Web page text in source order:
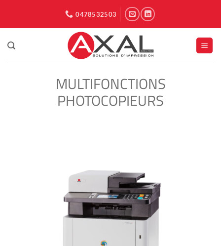
contenu
0478532503
MULTIFONCTIONS
PHOTOCOPIEURS